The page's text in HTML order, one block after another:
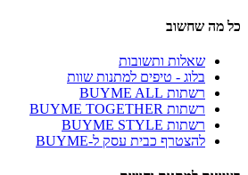
כל מה שחשוב
שאלות ותשובות
בלוג - טיפים למתנות שוות
רשתות BUYME ALL
רשתות BUYME TOGETHER
רשתות BUYME STYLE
להצטרף כבית עסק ל-BUYME